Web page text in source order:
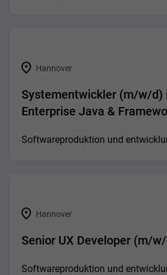
Hannover
Systementwickler (m/w/d)
Enterprise Java &
Softwareproduktion und
Hannover
Senior UX Developer (m/
Softwareproduktion und